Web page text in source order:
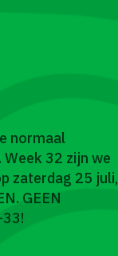
normaal
32 zijn we
zaterdag 25 juli,
GEEN